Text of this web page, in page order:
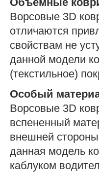
Объемные
Ворсовые 3D
отличаются
свойствам не
данной модели
(текстильное)
Особый
Ворсовые 3D
вспененный
внешней
данная модель
каблуком